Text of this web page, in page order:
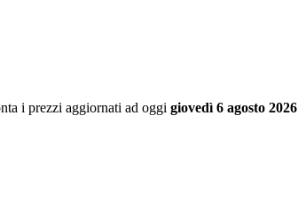
i prezzi aggiornati ad oggi giovedì 6 agosto 2026